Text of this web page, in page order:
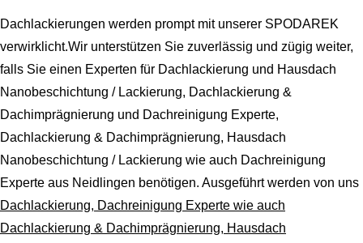
Dachlackierungen werden prompt mit unserer SPODAREK
verwirklicht.Wir unterstützen Sie zuverlässig und zügig weiter,
falls Sie einen Experten für Dachlackierung und Hausdach
Nanobeschichtung / Lackierung, Dachlackierung &
Dachimprägnierung und Dachreinigung Experte,
Dachlackierung & Dachimprägnierung, Hausdach
Nanobeschichtung / Lackierung wie auch Dachreinigung
Experte aus Neidlingen benötigen. Ausgeführt werden von uns
Dachlackierung, Dachreinigung Experte wie auch
Dachlackierung & Dachimprägnierung, Hausdach